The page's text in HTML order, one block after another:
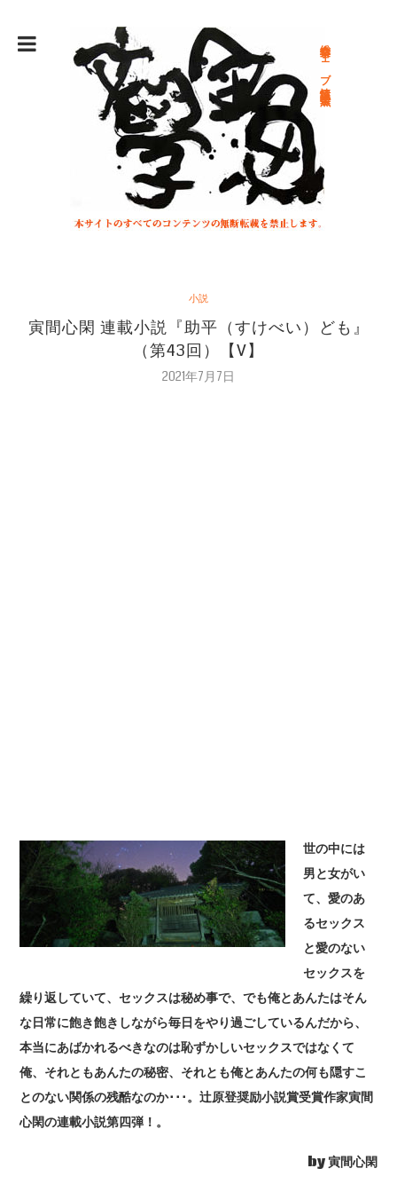
総合文学ウェブ情報誌 文学金魚
小説
寅間心閑 連載小説『助平（すけべい）ども』
（第43回）【V】
2021年7月7日
世の中には
男と女がい
て、愛のあ
るセックス
と愛のない
セックスを
繰り返していて、セックスは秘め事で、でも俺とあんたはそん
な日常に飽き飽きしながら毎日をやり過ごしているんだから、
本当にあばかれるべきなのは恥ずかしいセックスではなくて
俺、それともあんたの秘密、それとも俺とあんたの何も隠すこ
とのない関係の残酷なのか･･･。辻原登奨励小説賞受賞作家寅間
心閑の連載小説第四弾！。
by 寅間心閑